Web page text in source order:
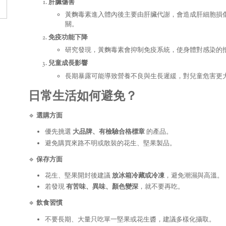
肝臟傷害
黃麴毒素進入體內後主要由肝臟代謝，會造成肝細胞損
關。
免疫功能下降
研究發現，黃麴毒素會抑制免疫系統，使身體對感染的
兒童成長影響
長期暴露可能導致營養不良與生長遲緩，對兒童危害更
日常生活如何避免？
🔹 選購方面
優先挑選 大品牌、有檢驗合格標章 的產品。
避免購買來路不明或散裝的花生、堅果製品。
🔹 保存方面
花生、堅果開封後建議 放冰箱冷藏或冷凍 ，避免潮濕與高溫。
若發現 有苦味、異味、顏色變深 ，就不要再吃。
🔹 飲食習慣
不要長期、大量只吃單一堅果或花生醬，建議多樣化攝取。